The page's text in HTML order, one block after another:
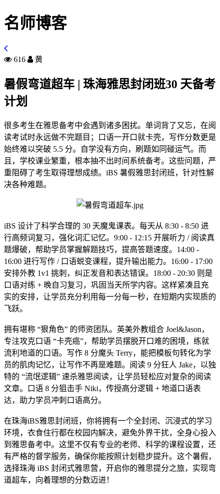
名师博客
616 黄
暑假弯道超车 | 珠海雅思封闭班30 天备考
计划
很多考生在雅思备考中会遇到诸多困扰。单词背了又忘，在阅
读考试时永远做不完题目；口语一开口就卡壳，写作分数更是
始终难以突破 5.5 分。自学没有方向，刷题如同碰运气。而
且，学校课业繁重，根本抽不出时间系统备考。这些问题，严
重阻碍了考生取得理想成绩。iBS 暑假雅思封闭班，针对性解
决各种难题。
iBS 设计了科学合理的 30 天魔鬼课表。每天从 8:30 - 8:50 进
行高频词复习，强化词汇记忆。9:00 - 12:15 开展听力 / 阅读真
题爆破，帮助学员掌握解题技巧，提高答题速度。14:00 -
16:00 进行写作 / 口语蜕变课程，提升输出能力。16:00 - 17:00
安排外教 1v1 挑刺，纠正发音和表达错误。18:00 - 20:30 则是
口语对练 + 晚自习复习，巩固当天所学内容。这样紧凑且充
实的安排，让学员充分利用每一分每一秒，在短期内实现质的
飞跃。
拥有堪称 “狠角色” 的师资团队。英美外教组合 Joel&Jason，
专注攻克口语 “卡壳癌”，帮助学员摆脱开口难的困境，练就
流利地道的口语。写作 8 分魔头 Terry，能把模板句转化为学
员的肌肉记忆，让写作不再是难题。阅读 9 分狂人 Jake，以独
特的 “流氓逻辑” 速杀雅思阅读，让学员轻松应对复杂的阅读
文章。口语 8 分狙击手 Niki，传授高分逻辑 + 地道口语表
达，助力学员冲刺口语高分。
在珠海iBS雅思封闭班，你将拥有一个全封闭、沉浸式的学习
环境，衣食住行都在校园内解决，避免外界干扰，全身心投入
到雅思备考中。这里不仅有专业的老师、科学的课程设置，还
有严格的督学服务，确保你能按照计划稳步提升。这个暑假，
选择珠海 iBS 封闭式雅思营，开启你的雅思提分之旅，实现弯
道超车，向着理想的分数迈进！